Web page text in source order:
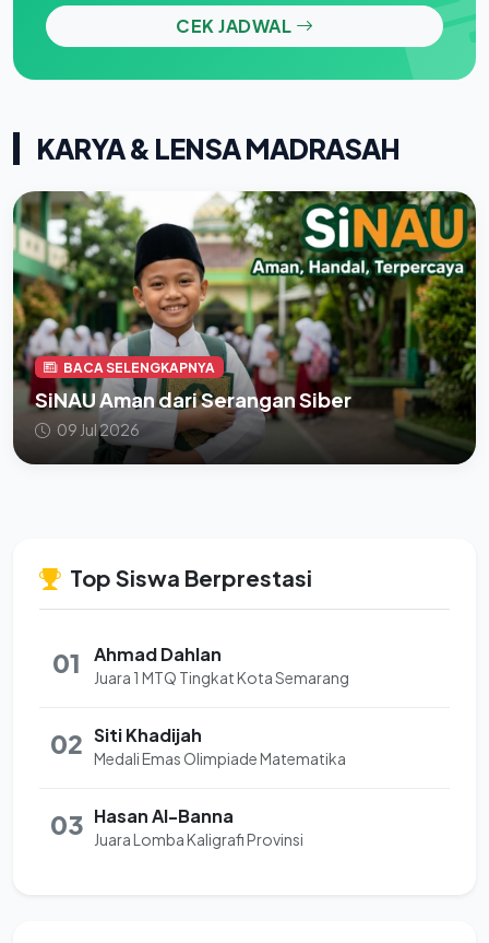
CEK JADWAL
KARYA & LENSA MADRASAH
BACA SELENGKAPNYA
SiNAU Aman dari Serangan Siber
09 Jul 2026
Top Siswa Berprestasi
01 Ahmad Dahlan
Juara 1 MTQ Tingkat Kota Semarang
02 Siti Khadijah
Medali Emas Olimpiade Matematika
03 Hasan Al-Banna
Juara Lomba Kaligrafi Provinsi